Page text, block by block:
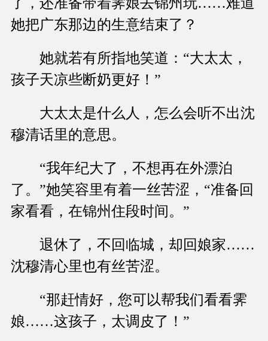
她把广东那边的生意结束了？
她就若有所指地笑道：“大太太，
孩子天凉些断奶更好！”
大太太是什么人，怎么会听不出沈
穆清话里的意思。
“我年纪大了，不想再在外漂泊
了。”她笑容里有着一丝苦涩，“准备回
家看看，在锦州住段时间。”
退休了，不回临城，却回娘家……
沈穆清心里也有丝苦涩。
“那赶情好，您可以帮我们看看霁
娘……这孩子，太调皮了！”